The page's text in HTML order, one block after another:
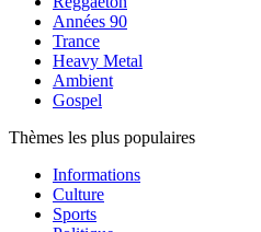
Années 90
Trance
Heavy Metal
Ambient
Gospel
Thèmes les plus populaires
Informations
Culture
Sports